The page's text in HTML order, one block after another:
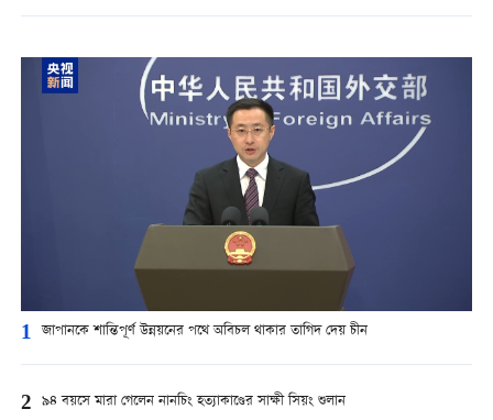
1 জাপানকে শান্তিপূর্ণ উন্নয়নের পথে অবিচল থাকার তাগিদ দেয় চীন
2 ৯৪ বয়সে মারা গেলেন নানচিং হত্যাকাণ্ডের সাক্ষী সিয়ং শুলান